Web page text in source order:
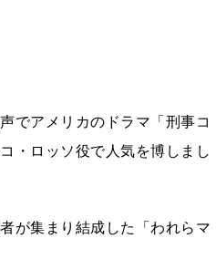
でアメリカのドラマ「刑事コ
・ロッソ役で人気を博しまし
が集まり結成した「われらマ